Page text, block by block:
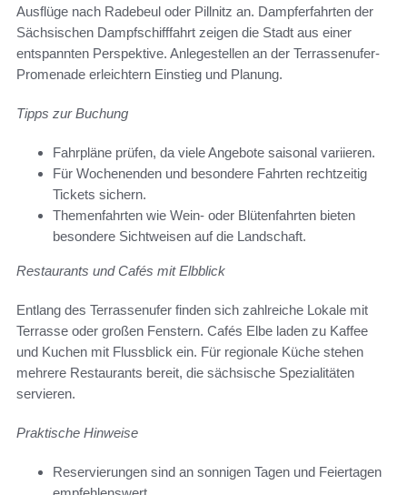
Ausflüge nach Radebeul oder Pillnitz an. Dampferfahrten der
Sächsischen Dampfschifffahrt zeigen die Stadt aus einer
entspannten Perspektive. Anlegestellen an der Terrassenufer-
Promenade erleichtern Einstieg und Planung.
Tipps zur Buchung
Fahrpläne prüfen, da viele Angebote saisonal variieren.
Für Wochenenden und besondere Fahrten rechtzeitig
Tickets sichern.
Themenfahrten wie Wein- oder Blütenfahrten bieten
besondere Sichtweisen auf die Landschaft.
Restaurants und Cafés mit Elbblick
Entlang des Terrassenufer finden sich zahlreiche Lokale mit
Terrasse oder großen Fenstern. Cafés Elbe laden zu Kaffee
und Kuchen mit Flussblick ein. Für regionale Küche stehen
mehrere Restaurants bereit, die sächsische Spezialitäten
servieren.
Praktische Hinweise
Reservierungen sind an sonnigen Tagen und Feiertagen